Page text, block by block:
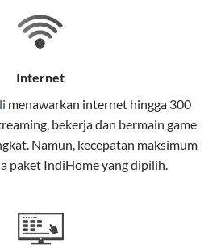
bisnis.
berbagai pilihan paket IndiHome
IndiHome juga mencakup TV
TV) dan telepon rumah dalam
WiFi IndiHome
teknologi Fiber To The
Internet
menawarkan internethingga 300
bekerja dan bermain game
Namun, kecepatan maksimum
paket IndiHome yang dipilih.